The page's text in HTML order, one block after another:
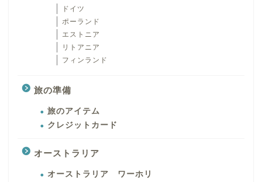
ドイツ
ポーランド
エストニア
リトアニア
フィンランド
旅の準備
旅のアイテム
クレジットカード
オーストラリア
オーストラリア ワーホリ